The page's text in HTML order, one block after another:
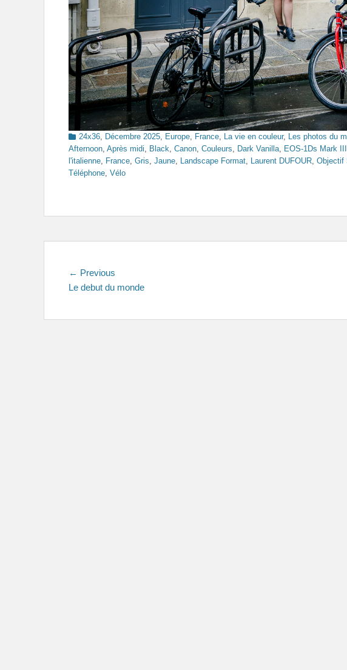
Categories
24x36 Décembre 2025 Europe France La vie en couleur, Les photos du
Afternoon Après midi Black Canon Couleurs Dark Vanilla EOS-1Ds Mark III
l'italienne France Gris Jaune Landscape Format Laurent DUFOUR Objectif
Téléphone Vélo
Navigation
de
l’article
← Previous
post:
Le debut du monde